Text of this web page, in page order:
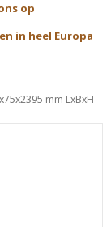
op
in heel Europa
mm LxBxH